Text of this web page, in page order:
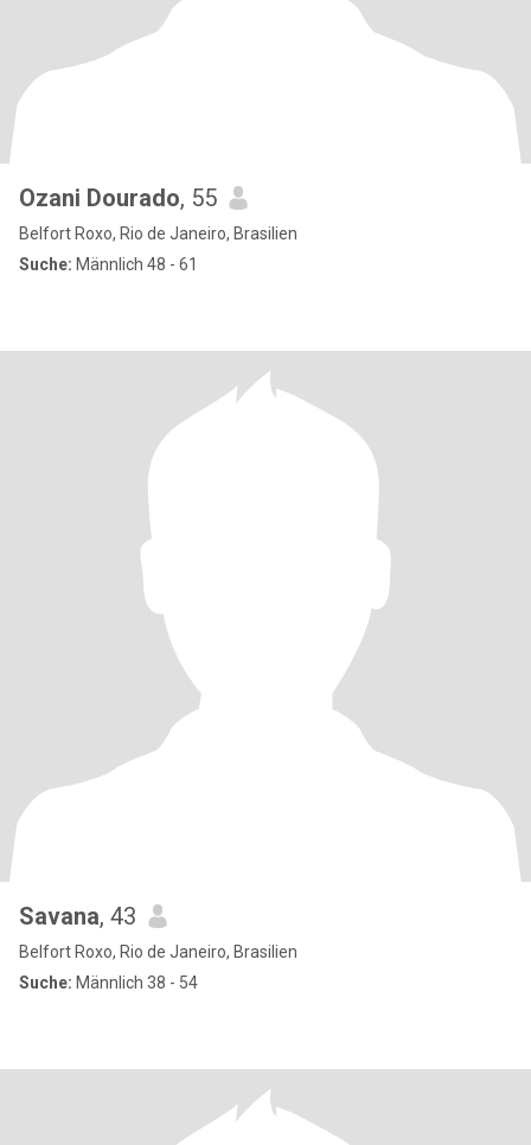
Ozani Dourado, 55
Belfort Roxo, Rio de Janeiro, Brasilien
Suche: Männlich 48 - 61
Savana, 43
Belfort Roxo, Rio de Janeiro, Brasilien
Suche: Männlich 38 - 54